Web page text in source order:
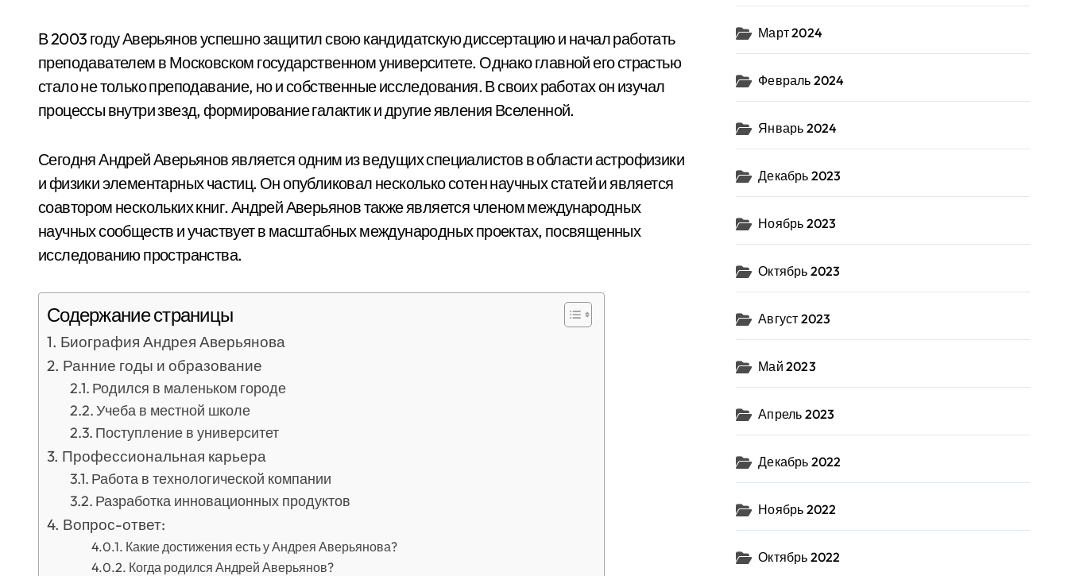
В 2003 году Аверьянов успешно защитил свою кандидатскую диссертацию и начал работать
преподавателем в Московском государственном университете. Однако главной его страстью
стало не только преподавание, но и собственные исследования. В своих работах он изучал
процессы внутри звезд, формирование галактик и другие явления Вселенной.
Сегодня Андрей Аверьянов является одним из ведущих специалистов в области астрофизики
и физики элементарных частиц. Он опубликовал несколько сотен научных статей и является
соавтором нескольких книг. Андрей Аверьянов также является членом международных
научных сообществ и участвует в масштабных международных проектах, посвященных
исследованию пространства.
Содержание страницы
Биография Андрея Аверьянова
Ранние годы и образование
Родился в маленьком городе
Учеба в местной школе
Поступление в университет
Профессиональная карьера
Работа в технологической компании
Разработка инновационных продуктов
Вопрос-ответ:
Какие достижения есть у Андрея Аверьянова?
Когда родился Андрей Аверьянов?
Март 2024
Февраль 2024
Январь 2024
Декабрь 2023
Ноябрь 2023
Октябрь 2023
Август 2023
Май 2023
Апрель 2023
Декабрь 2022
Ноябрь 2022
Октябрь 2022